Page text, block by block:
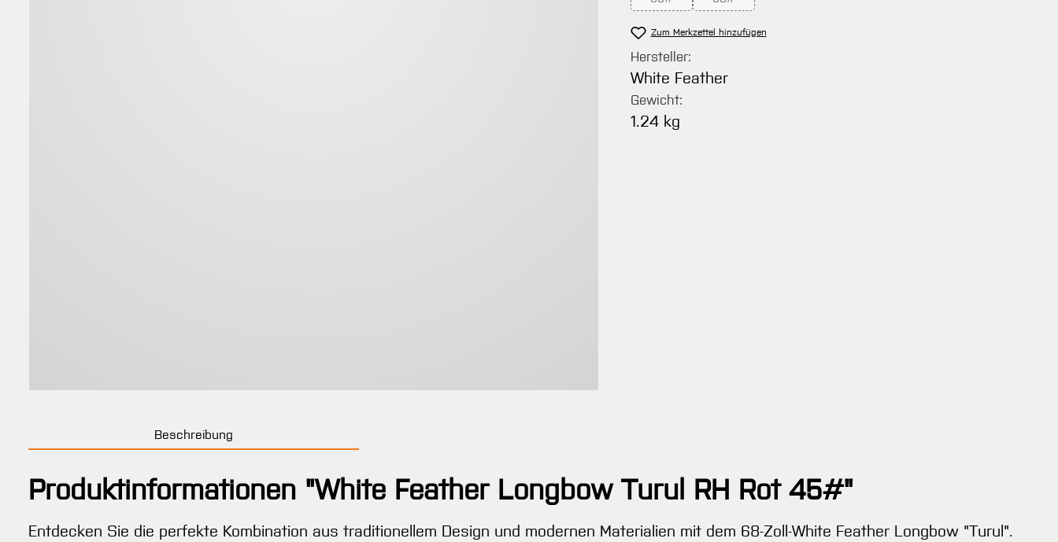
(Diese Option ist zurzeit nicht verfügbar.)
(Diese Option ist zurzeit nicht verfügbar.)
Zum Merkzettel hinzufügen
Hersteller:
White Feather
Gewicht:
1.24 kg
Beschreibung
Produktinformationen "White Feather Longbow Turul RH Rot 45#"
Entdecken Sie die perfekte Kombination aus traditionellem Design und modernen Materialien mit dem 68-Zoll-White Feather Longbow "Turul".